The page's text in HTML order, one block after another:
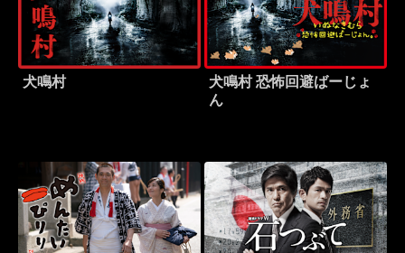
犬鳴村
犬鳴村 恐怖回避ばーじょ
ん